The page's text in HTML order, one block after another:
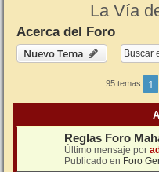
La Vía
Acerca del Foro
Nuevo Tema
95 temas 1
Reglas Foro
Último mensaje por
Publicado en Foro